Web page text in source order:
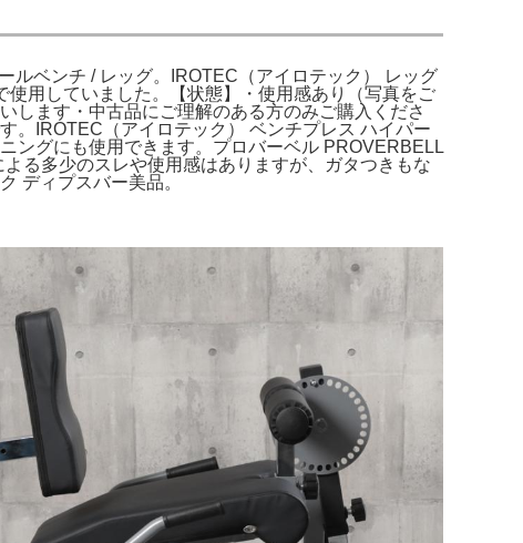
ルベンチ / レッグ。IROTEC（アイロテック） レッグ
用していました。【状態】・使用感あり（写真をご
します・中古品にご理解のある方のみご購入くださ
。IROTEC（アイロテック） ベンチプレス ハイパー
ングにも使用できます。プロバーベル PROVERBELL
る多少のスレや使用感はありますが、ガタつきもな
ディプスバー美品。